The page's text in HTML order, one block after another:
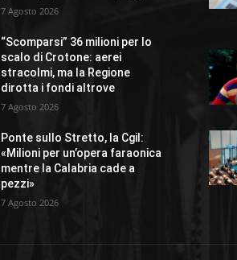
7 Agosto 2026
“Scomparsi” 36 milioni per lo
scalo di Crotone: aerei
stracolmi, ma la Regione
dirotta i fondi altrove
7 Agosto 2026
Ponte sullo Stretto, la Cgil:
«Milioni per un’opera faraonica
mentre la Calabria cade a
pezzi»
7 Agosto 2026